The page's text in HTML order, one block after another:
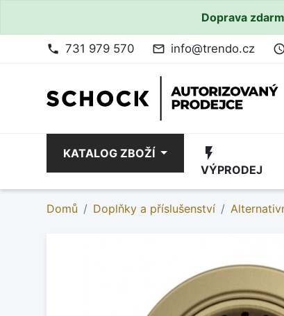
Doprava
phone 731 979 570 mail_outline info@trendo.cz
KATALOG ZBOŽÍ flash_on
VÝPRODEJ
Domů Doplňky a příslušenství